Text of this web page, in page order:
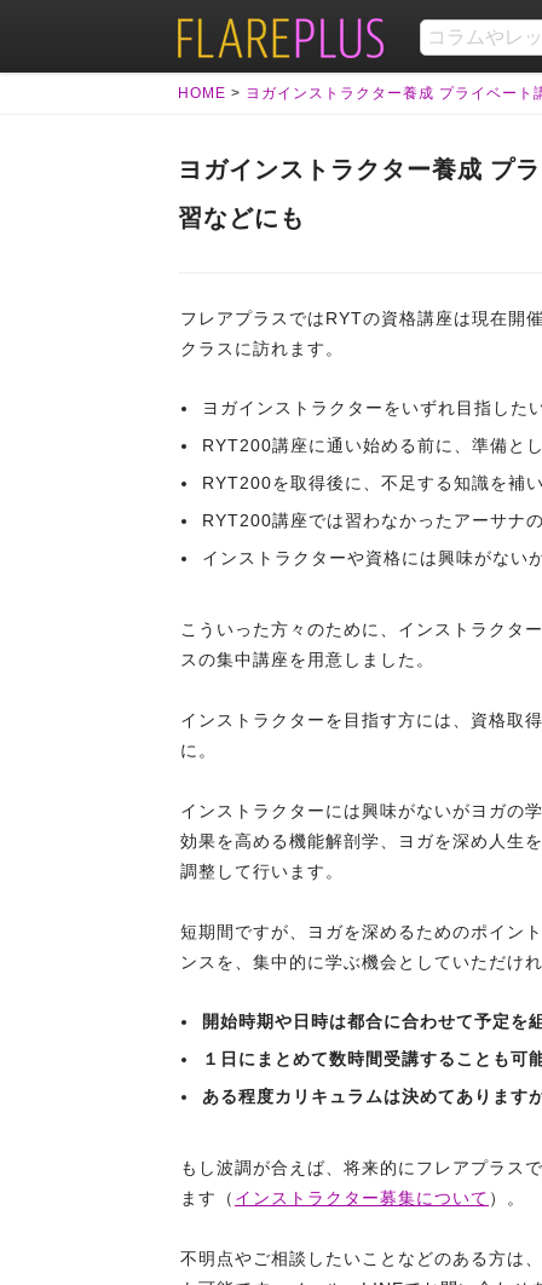
HOME > ヨガインストラクター養成 プライベー
ヨガインストラクター養成 プ
習などにも
フレアプラスではRYTの資格講座は現在開
クラスに訪れます。
ヨガインストラクターをいずれ目指した
RYT200講座に通い始める前に、準備と
RYT200を取得後に、不足する知識を補
RYT200講座では習わなかったアーサナ
インストラクターや資格には興味がない
こういった方々のために、インストラクタ
スの集中講座を用意しました。
インストラクターを目指す方には、資格取
に。
インストラクターには興味がないがヨガの
効果を高める機能解剖学、ヨガを深め人生
調整して行います。
短期間ですが、ヨガを深めるためのポイン
ンスを、集中的に学ぶ機会としていただけ
開始時期や日時は都合に合わせて予定を
１日にまとめて数時間受講することも可
ある程度カリキュラムは決めてあります
もし波調が合えば、将来的にフレアプラス
ます（ インストラクター募集について ）。
不明点やご相談したいことなどのある方は